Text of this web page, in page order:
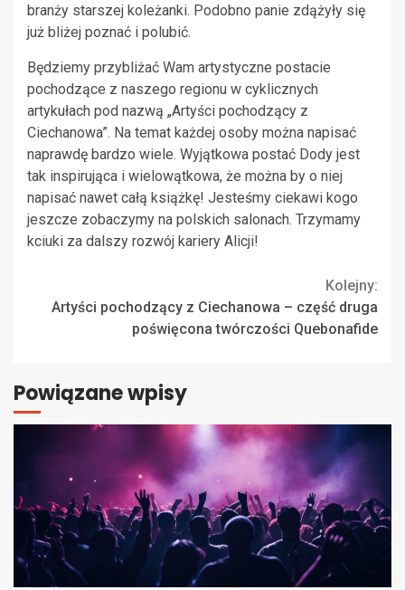
branży starszej koleżanki. Podobno panie zdążyły się
już bliżej poznać i polubić.
Będziemy przybliżać Wam artystyczne postacie
pochodzące z naszego regionu w cyklicznych
artykułach pod nazwą „Artyści pochodzący z
Ciechanowa”. Na temat każdej osoby można napisać
naprawdę bardzo wiele. Wyjątkowa postać Dody jest
tak inspirująca i wielowątkowa, że można by o niej
napisać nawet całą książkę! Jesteśmy ciekawi kogo
jeszcze zobaczymy na polskich salonach. Trzymamy
kciuki za dalszy rozwój kariery Alicji!
Continue
Reading
Kolejny:
Artyści pochodzący z Ciechanowa – część druga
poświęcona twórczości Quebonafide
Powiązane wpisy